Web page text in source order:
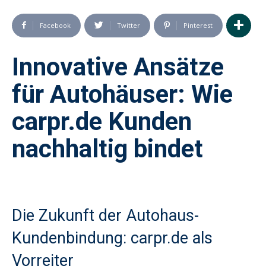
Facebook Twitter Pinterest
Innovative Ansätze
für Autohäuser: Wie
carpr.de Kunden
nachhaltig bindet
Die Zukunft der Autohaus-
Kundenbindung: carpr.de als
Vorreiter